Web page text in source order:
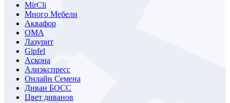
MirCli
Много Мебели
Аквафор
ОМА
Лазурит
Gipfel
Аскона
Алиэкспресс
Онлайн Семена
Диван БОСС
Цвет диванов